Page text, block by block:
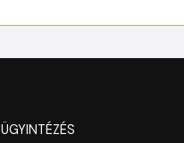
ÜGYINTÉZÉS